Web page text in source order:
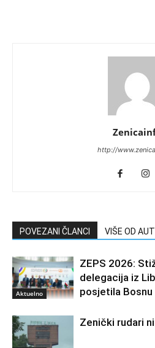
http://
POVEZANI ČLANCI VIŠE OD
Aktuelno
ZEPS 2026:
delegacija iz
posjetila
Zenički rudari